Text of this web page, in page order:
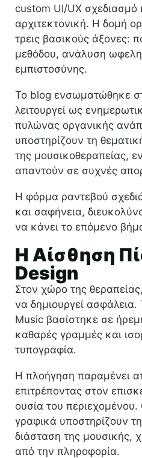
custom UI/UX
αρχιτεκτονική. Η δομή
τρεις βασικούς άξονες:
μεθόδου, ανάλυση
εμπιστοσύνης.
Το blog ενσωματώθηκε
λειτουργεί ως
πυλώνας οργανικής
υποστηρίζουν τη
της μουσικοθεραπείας,
απαντούν σε συχνές
Η φόρμα ραντεβού
και σαφήνεια,
να κάνει το επόμενο
Η Αίσθηση
Design
Στον χώρο της
να δημιουργεί
Music βασίστηκε σε
καθαρές γραμμές και
τυπογραφία.
Η πλοήγηση παραμένει
επιτρέποντας στον
ουσία του
γραφικά υποστηρίζουν
διάσταση της μουσικής,
από την πληροφορία.